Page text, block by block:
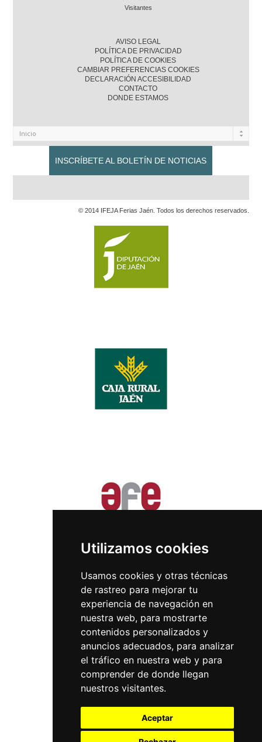
Utilizamos cookies
Usamos cookies y otras técnicas
de rastreo para mejorar tu
experiencia de navegación en
nuestra web, para mostrarte
contenidos personalizados y
anuncios adecuados, para analizar
el tráfico en nuestra web y para
comprender de donde llegan
nuestros visitantes.
Aceptar
Visitantes
AVISO LEGAL
POLÍTICA DE PRIVACIDAD
POLÍTICA DE COOKIES
CAMBIAR PREFERENCIAS COOKIES
DECLARACIÓN ACCESIBILIDAD
CONTACTO
DONDE ESTAMOS
INSCRÍBETE AL BOLETÍN DE NOTICIAS
© 2014 IFEJA Ferias Jaén. Todos los derechos reservados.